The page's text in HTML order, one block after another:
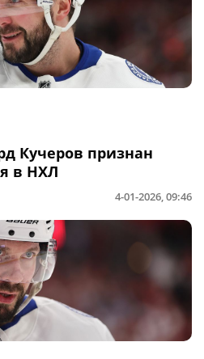
Кучеров признан
в НХЛ
4-01-2026, 09:46